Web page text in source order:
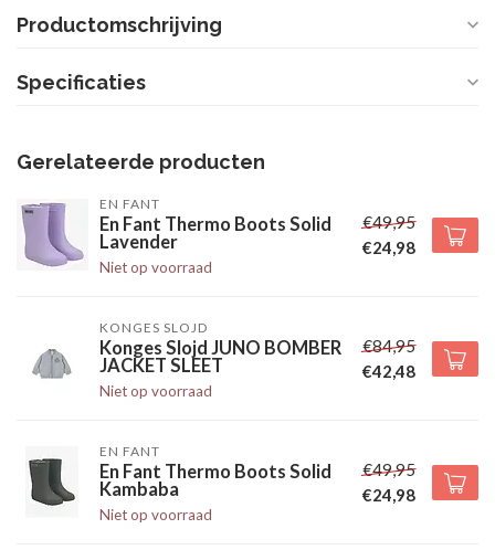
Productomschrijving
Specificaties
Gerelateerde producten
EN FANT
En Fant Thermo Boots Solid
Lavender
Niet op voorraad
€49,95
€24,98
KONGES SLOJD
Konges Slojd JUNO BOMBER
JACKET SLEET
Niet op voorraad
€84,95
€42,48
EN FANT
En Fant Thermo Boots Solid
Kambaba
Niet op voorraad
€49,95
€24,98